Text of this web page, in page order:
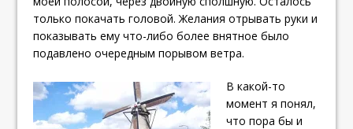
только покачать головой. Желания отрывать руки и
показывать ему что-либо более внятное было
подавлено очередным порывом ветра.
В какой-то
момент я понял,
что пора бы и